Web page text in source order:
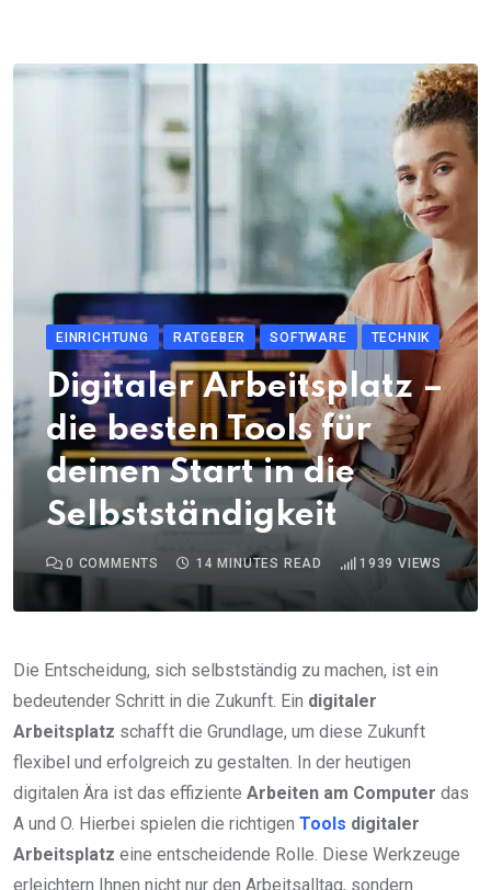
EINRICHTUNG RATGEBER SOFTWARE TECHNIK
Digitaler Arbeitsplatz –
die besten Tools für
deinen Start in die
Selbstständigkeit
0 COMMENTS 14 MINUTES READ 1939 VIEWS
Die Entscheidung, sich selbstständig zu machen, ist ein
bedeutender Schritt in die Zukunft. Ein digitaler
Arbeitsplatz schafft die Grundlage, um diese Zukunft
flexibel und erfolgreich zu gestalten. In der heutigen
digitalen Ära ist das effiziente Arbeiten am Computer das
A und O. Hierbei spielen die richtigen Tools digitaler
Arbeitsplatz eine entscheidende Rolle. Diese Werkzeuge
erleichtern Ihnen nicht nur den Arbeitsalltag, sondern